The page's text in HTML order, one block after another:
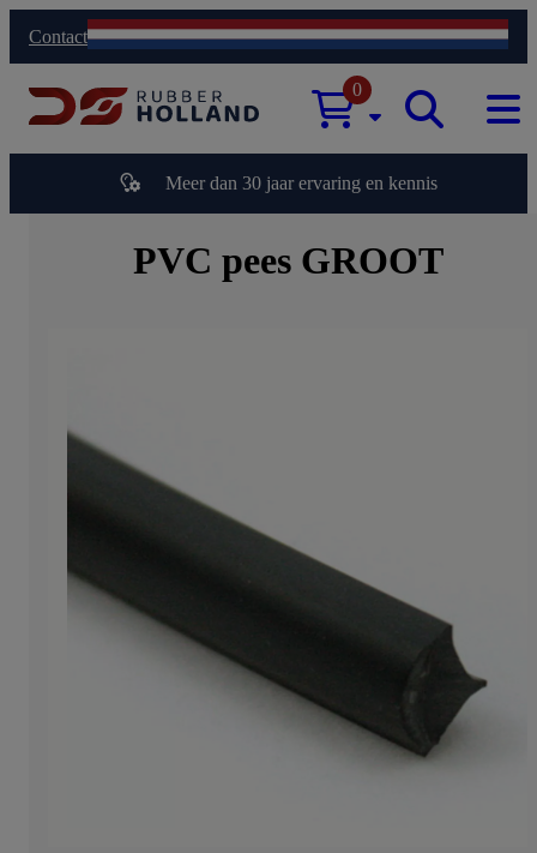
Contact
0
Meer dan 30 jaar ervaring en kennis
PVC pees GROOT